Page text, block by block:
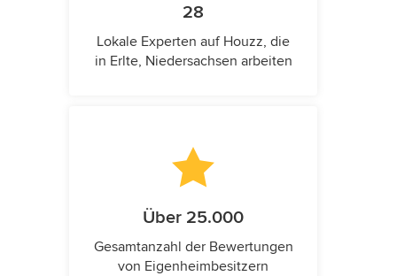
28
Lokale Experten auf Houzz, die
in Erlte, Niedersachsen arbeiten
Über 25.000
Gesamtanzahl der Bewertungen
von Eigenheimbesitzern